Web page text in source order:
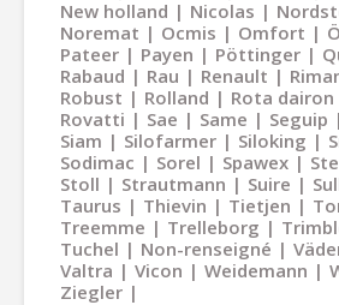
New holland
Nicolas
Noremat
Ocmis Omfort
Pateer
Payen Pöttinger
Rabaud
Rau Renault
Robust
Rolland Rota dairon
Rovatti
Sae Same Seguip
Siam
Silofarmer Siloking
Sodimac
Sorel Spawex
Stoll
Strautmann Suire
Taurus
Thievin Tietjen
Treemme
Trelleborg
Tuchel
Non-renseigné
Valtra
Vicon Weidemann
Ziegler